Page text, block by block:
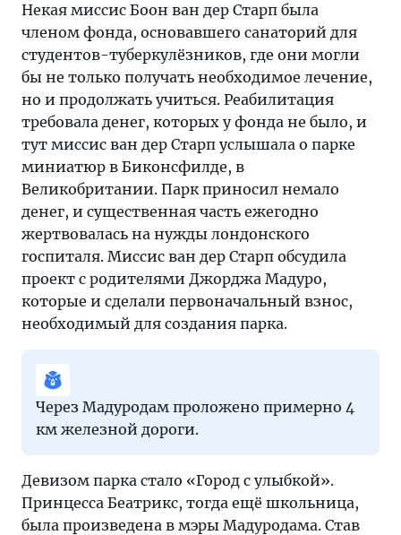
Некая миссис Боон ван дер Старп была
членом фонда, основавшего санаторий для
студентов-туберкулёзников, где они могли
бы не только получать необходимое лечение,
но и продолжать учиться. Реабилитация
требовала денег, которых у фонда не было, и
тут миссис ван дер Старп услышала о парке
миниатюр в Биконсфилде, в
Великобритании. Парк приносил немало
денег, и существенная часть ежегодно
жертвовалась на нужды лондонского
госпиталя. Миссис ван дер Старп обсудила
проект с родителями Джорджа Мадуро,
которые и сделали первоначальный взнос,
необходимый для создания парка.
Через Мадуродам проложено примерно 4
км железной дороги.
Девизом парка стало «Город с улыбкой».
Принцесса Беатрикс, тогда ещё школьница,
была произведена в мэры Мадуродама. Став